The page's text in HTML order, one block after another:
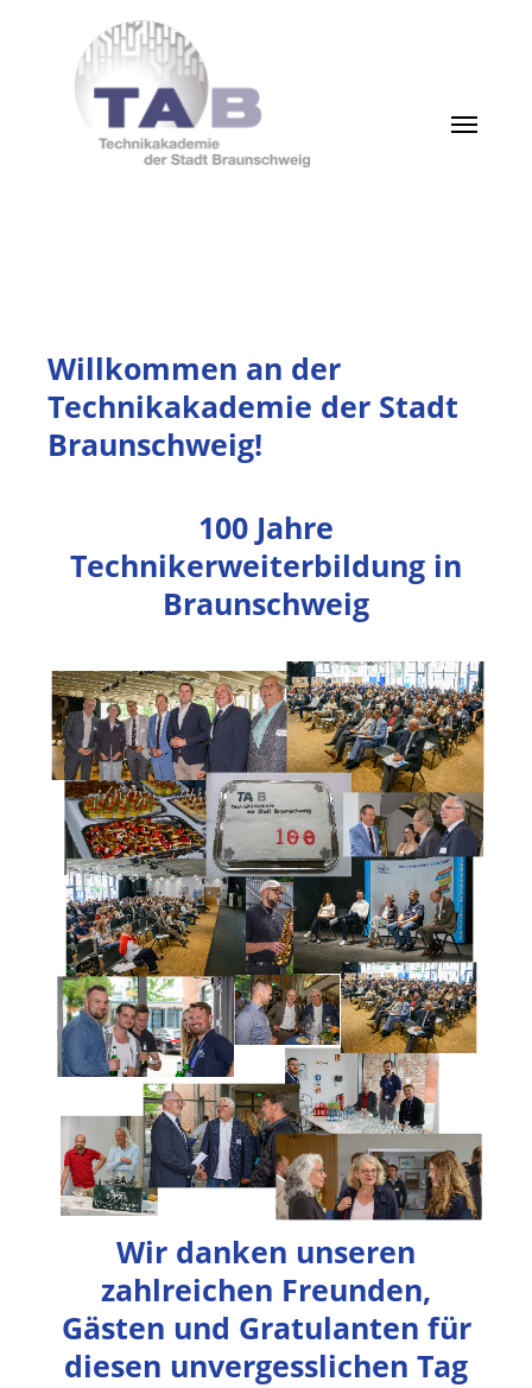
Willkommen an der
Technikakademie der Stadt
Braunschweig!
100 Jahre
Technikerweiterbildung in
Braunschweig
Wir danken unseren
zahlreichen Freunden,
Gästen und Gratulanten für
diesen unvergesslichen Tag